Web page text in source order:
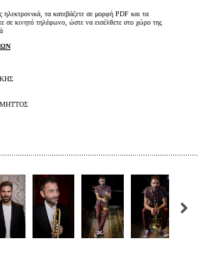
ηλεκτρονικά, τα κατεβάζετε σε μορφή PDF και τα
σε κινητό τηλέφωνο, ώστε να εισέλθετε στο χώρο της